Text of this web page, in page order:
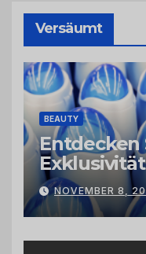
Versäumt
BEAUTY
Entdecken
NOVEMBER 8,